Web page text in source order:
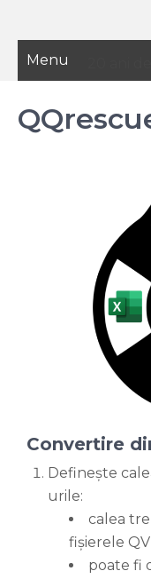
Menu
Convertire
Definește
urile:
calea
fișierele
poate fi